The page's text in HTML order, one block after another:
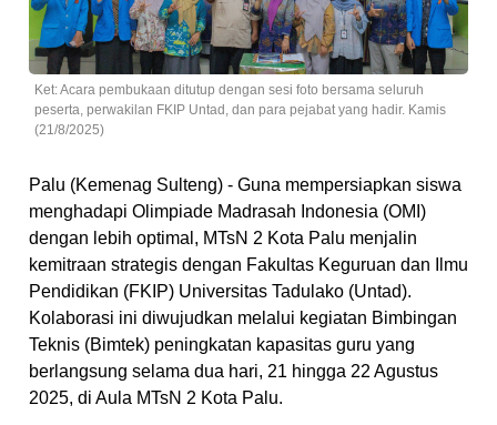
Ket: Acara pembukaan ditutup dengan sesi foto bersama seluruh
peserta, perwakilan FKIP Untad, dan para pejabat yang hadir. Kamis
(21/8/2025)
Palu (Kemenag Sulteng) - Guna mempersiapkan siswa
menghadapi Olimpiade Madrasah Indonesia (OMI)
dengan lebih optimal, MTsN 2 Kota Palu menjalin
kemitraan strategis dengan Fakultas Keguruan dan Ilmu
Pendidikan (FKIP) Universitas Tadulako (Untad).
Kolaborasi ini diwujudkan melalui kegiatan Bimbingan
Teknis (Bimtek) peningkatan kapasitas guru yang
berlangsung selama dua hari, 21 hingga 22 Agustus
2025, di Aula MTsN 2 Kota Palu.